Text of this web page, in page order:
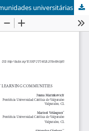
Literacia e gêneros acadêmicos nas comunidades universitárias de aprendizagem